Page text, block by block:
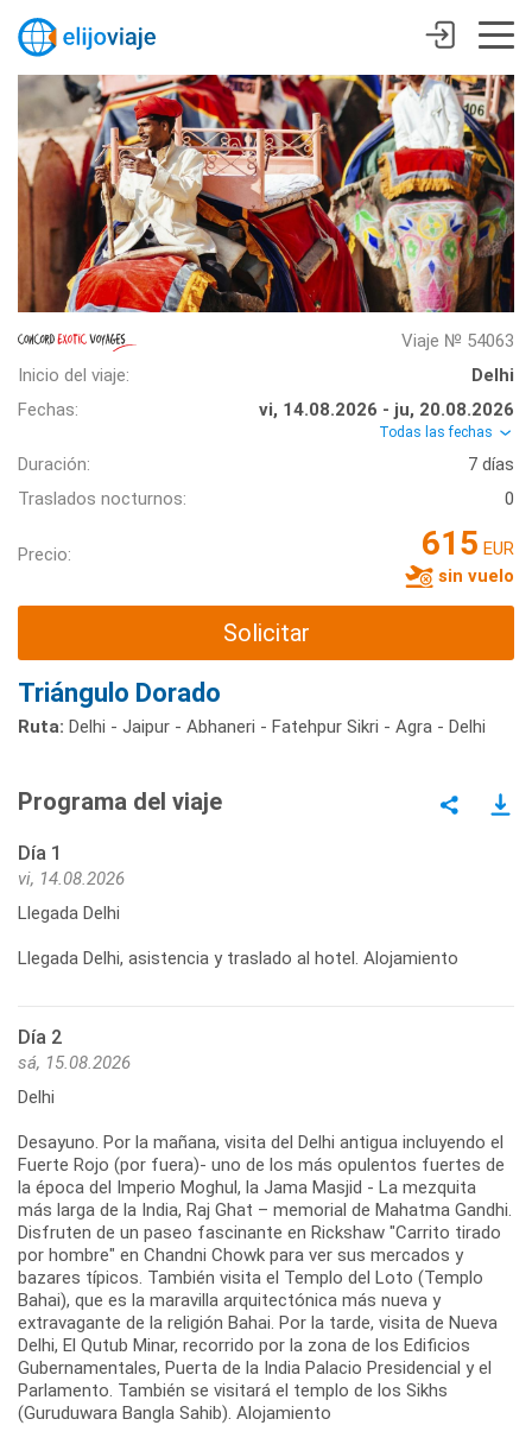
Viaje № 54063
Inicio del viaje:
Delhi
Fechas:
vi, 14.08.2026 - ju, 20.08.2026
Todas las fechas
Duración:
7 días
Traslados nocturnos:
0
Precio: 615 EUR
sin vuelo
Solicitar
Triángulo Dorado
Ruta: Delhi - Jaipur - Abhaneri - Fatehpur Sikri - Agra - Delhi
Programa del viaje
Día 1
vi, 14.08.2026
Llegada Delhi
Llegada Delhi, asistencia y traslado al hotel. Alojamiento
Día 2
sá, 15.08.2026
Delhi
Desayuno. Por la mañana, visita del Delhi antigua incluyendo el
Fuerte Rojo (por fuera)- uno de los más opulentos fuertes de
la época del Imperio Moghul, la Jama Masjid - La mezquita
más larga de la India, Raj Ghat – memorial de Mahatma Gandhi.
Disfruten de un paseo fascinante en Rickshaw "Carrito tirado
por hombre" en Chandni Chowk para ver sus mercados y
bazares típicos. También visita el Templo del Loto (Templo
Bahai), que es la maravilla arquitectónica más nueva y
extravagante de la religión Bahai. Por la tarde, visita de Nueva
Delhi, El Qutub Minar, recorrido por la zona de los Edificios
Gubernamentales, Puerta de la India Palacio Presidencial y el
Parlamento. También se visitará el templo de los Sikhs
(Guruduwara Bangla Sahib). Alojamiento